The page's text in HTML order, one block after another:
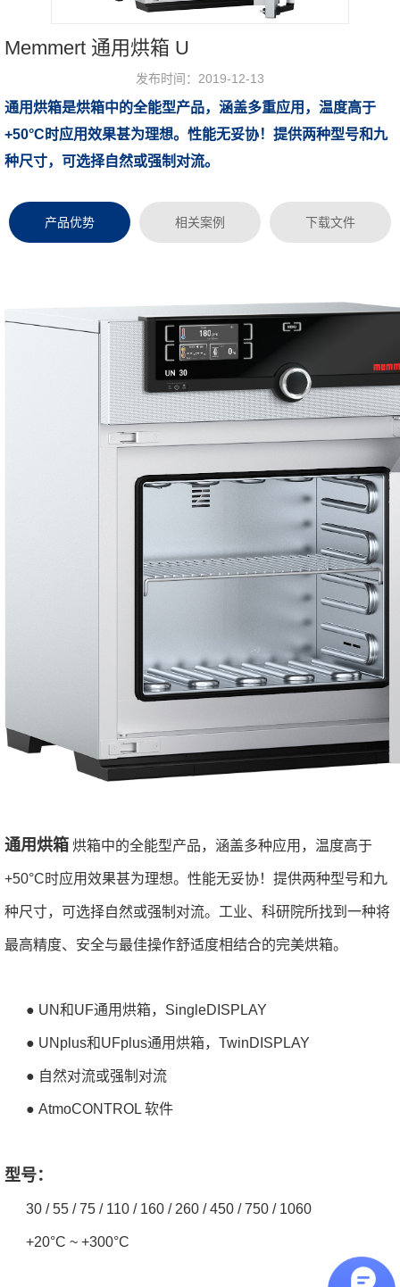
Memmert 通用烘箱 U
发布时间：2019-12-13
浏览次数：
通用烘箱是烘箱中的全能型产品，涵盖多重应用，温度高于
+50°C时应用效果甚为理想。性能无妥协！提供两种型号和九
种尺寸，可选择自然或强制对流。
产品优势 相关案例 下载文件
通用烘箱 烘箱中的全能型产品，涵盖多种应用，温度高于
+50°C时应用效果甚为理想。性能无妥协！提供两种型号和九
种尺寸，可选择自然或强制对流。工业、科研院所找到一种将
最高精度、安全与最佳操作舒适度相结合的完美烘箱。
● UN和UF通用烘箱，SingleDISPLAY
● UNplus和UFplus通用烘箱，TwinDISPLAY
● 自然对流或强制对流
● AtmoCONTROL 软件
型号：
30 / 55 / 75 / 110 / 160 / 260 / 450 / 750 / 1060
+20°C ~ +300°C